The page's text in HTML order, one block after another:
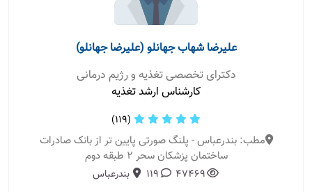
علیرضا شهاب جهانلو (علیرضا جهانلو)
دکترای تخصصی تغذیه و رژیم درمانی
کارشناس ارشد تغذیه
(119)
مطب: بندرعباس - پلنگ صورتی پایین تر از بانک صادرات
ساختمان پزشکان سحر 2 طبقه دوم
47469
119 بندرعباس